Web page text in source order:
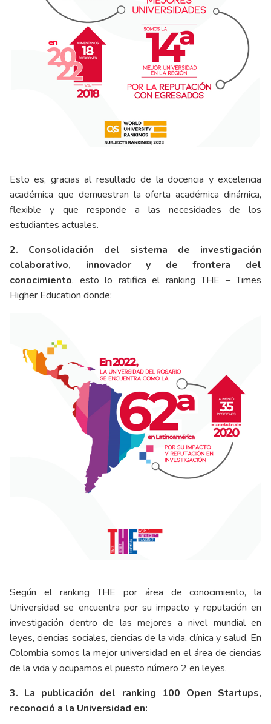
Esto es, gracias al resultado de la docencia y excelencia
académica que demuestran la oferta académica dinámica,
flexible y que responde a las necesidades de los
estudiantes actuales.
2. Consolidación del sistema de investigación
colaborativo, innovador y de frontera del
conocimiento, esto lo ratifica el ranking THE – Times
Higher Education donde:
Según el ranking THE por área de conocimiento, la
Universidad se encuentra por su impacto y reputación en
investigación dentro de las mejores a nivel mundial en
leyes, ciencias sociales, ciencias de la vida, clínica y salud. En
Colombia somos la mejor universidad en el área de ciencias
de la vida y ocupamos el puesto número 2 en leyes.
3. La publicación del ranking 100 Open Startups,
reconoció a la Universidad en: